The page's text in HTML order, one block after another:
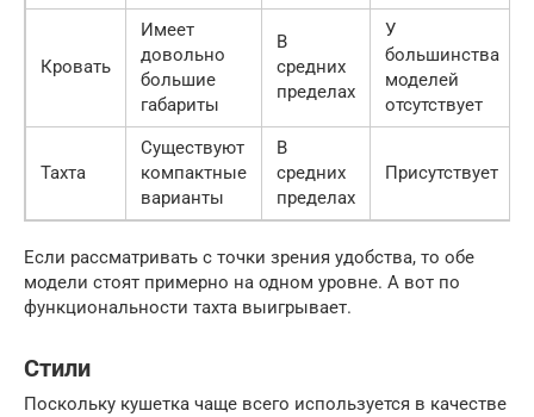
Кровать
Имеет
довольно
большие
габариты
В
средних
пределах
У
большинства
моделей
отсутствует
Тахта
Существуют
компактные
варианты
В
средних
пределах
Присутствует
Если рассматривать с точки зрения удобства, то обе
модели стоят примерно на одном уровне. А вот по
функциональности тахта выигрывает.
Стили
Поскольку кушетка чаще всего используется в качестве